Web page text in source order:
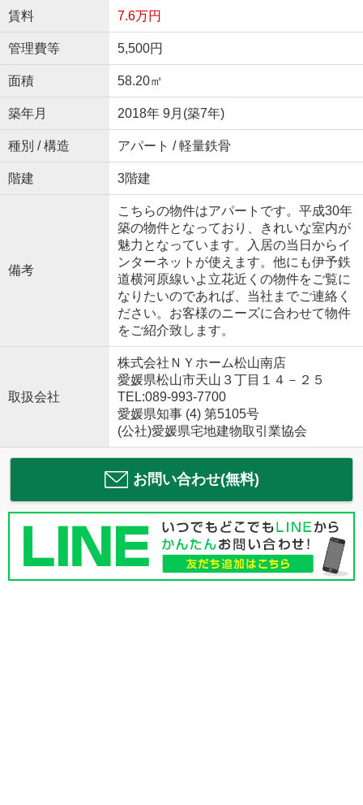
賃料 7.6万円
管理費等 5,500円
面積 58.20㎡
築年月 2018年 9月(築7年)
種別 / 構造 アパート / 軽量鉄骨
階建 3階建
備考
こちらの物件はアパートです。平成30年
築の物件となっており、きれいな室内が
魅力となっています。入居の当日からイ
ンターネットが使えます。他にも伊予鉄
道横河原線いよ立花近くの物件をご覧に
なりたいのであれば、当社までご連絡く
ださい。お客様のニーズに合わせて物件
をご紹介致します。
取扱会社
株式会社ＮＹホーム松山南店
愛媛県松山市天山３丁目１４－２５
TEL:089-993-7700
愛媛県知事 (4) 第5105号
(公社)愛媛県宅地建物取引業協会
お問い合わせ(無料)